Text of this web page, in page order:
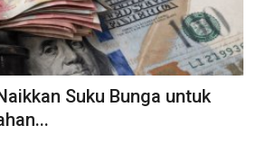
Suku Bunga untuk